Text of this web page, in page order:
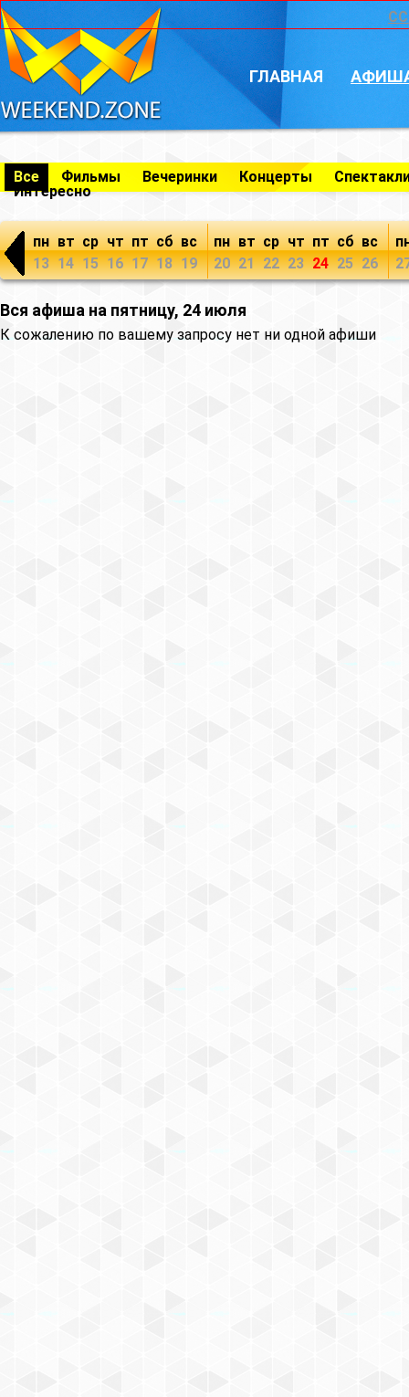
ГЛАВНАЯ
Все Фильмы Вечеринки Концерты
Интересно
пн
13
вт
14
ср
15
чт
16
пт
17
сб
18
вс
19
пн
20
вт
21
ср
22
чт
23
пт
24
сб
25
вс
26
Вся афиша на пятницу, 24 июля
К сожалению по вашему запросу нет ни одной афиши